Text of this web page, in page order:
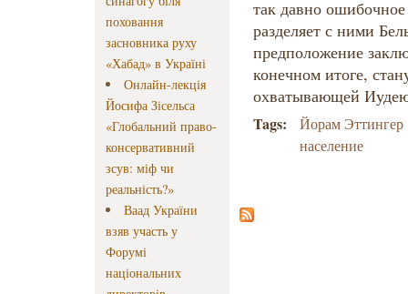
поховання
засновника руху
«Хабад» в Україні
Онлайн-лекція
Йосифа Зісельса
«Глобальний право-
консервативний
зсув: міф чи
реальність?»
Ваад України
взяв участь у
Форумі
національних
так давно
разделяет с ними
предположение
конечном итоге,
охватывающей
Tags:
Йорам Эттингер
население